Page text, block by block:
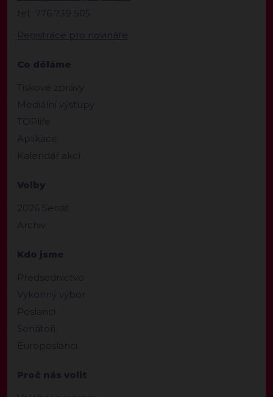
tel.: 776 739 505
Registrace pro novináře
Co děláme
Tiskové zprávy
Mediální výstupy
TOPlife
Aplikace
Kalendář akcí
Volby
2026 Senát
Archiv
Kdo jsme
Předsednictvo
Výkonný výbor
Poslanci
Senátoři
Europoslanci
Proč nás volit